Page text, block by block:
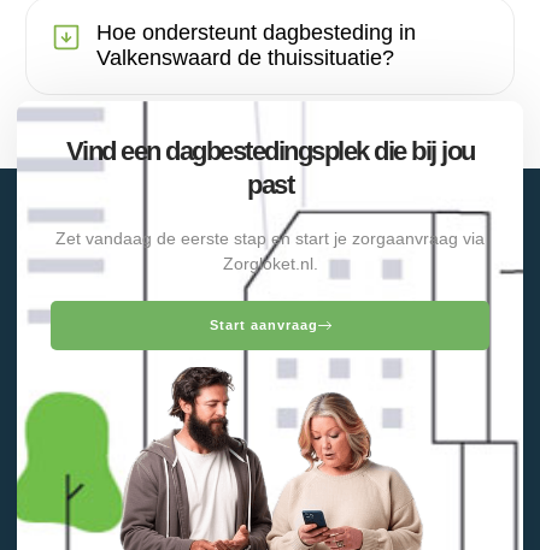
Hoe ondersteunt dagbesteding in
Valkenswaard de thuissituatie?
Vind een dagbestedingsplek die bij jou
past
Zet vandaag de eerste stap en start je zorgaanvraag via
Zorgloket.nl.
Start aanvraag